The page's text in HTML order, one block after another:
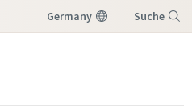
Germany Suche